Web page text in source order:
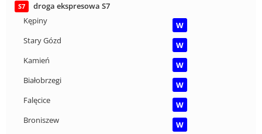
S7
droga ekspresowa S7
Kępiny
W
Stary Gózd
W
Kamień
W
Białobrzegi
W
Falęcice
W
Broniszew
W